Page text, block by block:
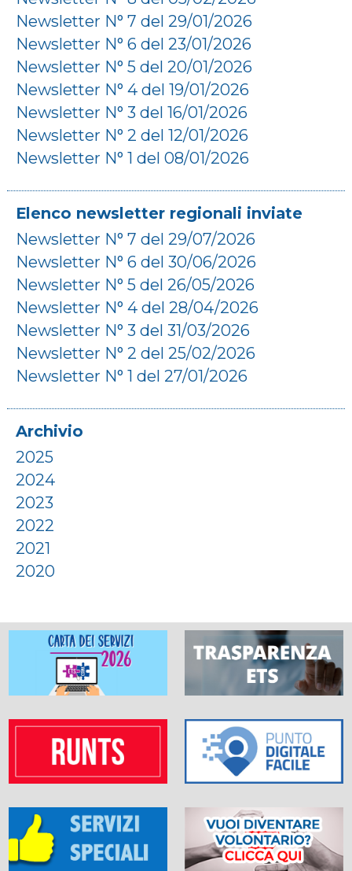
Newsletter N° 7 del 29/01/2026
Newsletter N° 6 del 23/01/2026
Newsletter N° 5 del 20/01/2026
Newsletter N° 4 del 19/01/2026
Newsletter N° 3 del 16/01/2026
Newsletter N° 2 del 12/01/2026
Newsletter N° 1 del 08/01/2026
Elenco newsletter regionali inviate
Newsletter N° 7 del 29/07/2026
Newsletter N° 6 del 30/06/2026
Newsletter N° 5 del 26/05/2026
Newsletter N° 4 del 28/04/2026
Newsletter N° 3 del 31/03/2026
Newsletter N° 2 del 25/02/2026
Newsletter N° 1 del 27/01/2026
Archivio
2025
2024
2023
2022
2021
2020